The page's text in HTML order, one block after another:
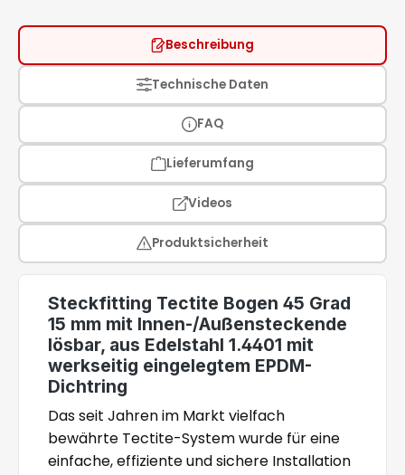
Beschreibung
Technische Daten
FAQ
Lieferumfang
Videos
Produktsicherheit
Steckfitting Tectite Bogen 45 Grad
15 mm mit Innen-/Außensteckende
lösbar, aus Edelstahl 1.4401 mit
werkseitig eingelegtem EPDM-
Dichtring
Das seit Jahren im Markt vielfach
bewährte Tectite-System wurde für eine
einfache, effiziente und sichere Installation